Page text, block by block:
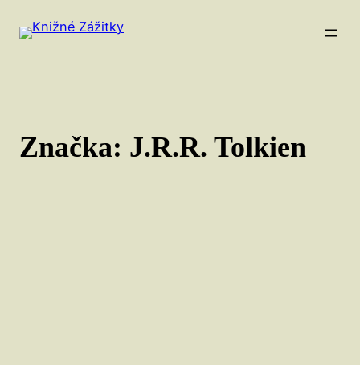
Značka: J.R.R. Tolkien